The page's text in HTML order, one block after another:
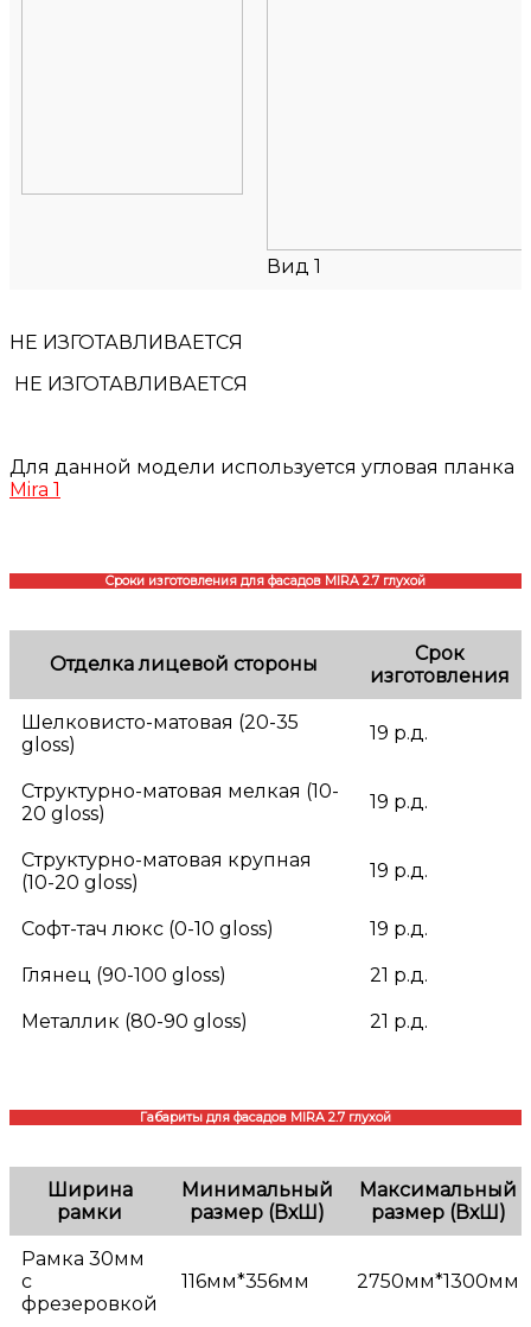
Вид 1
НЕ ИЗГОТАВЛИВАЕТСЯ
НЕ ИЗГОТАВЛИВАЕТСЯ
Для данной модели используется угловая планка
Mira 1
Сроки изготовления для фасадов MIRA 2.7 глухой
Отделка лицевой стороны
Срок
изготовления
Шелковисто-матовая (20-35
gloss)
19 р.д.
Структурно-матовая мелкая (10-
20 gloss)
19 р.д.
Структурно-матовая крупная
(10-20 gloss)
19 р.д.
Софт-тач люкс (0-10 gloss) 19 р.д.
Глянец (90-100 gloss) 21 р.д.
Металлик (80-90 gloss) 21 р.д.
Габариты для фасадов MIRA 2.7 глухой
Ширина
рамки
Минимальный
размер (ВхШ)
Максимальный
размер (ВхШ)
Рамка 30мм
с
фрезеровкой
116мм*356мм 2750мм*1300мм